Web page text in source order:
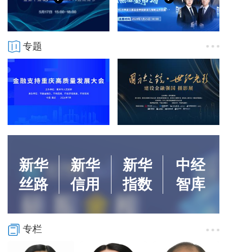
专题
新华
丝路
新华
信用
新华
指数
中经
智库
专栏